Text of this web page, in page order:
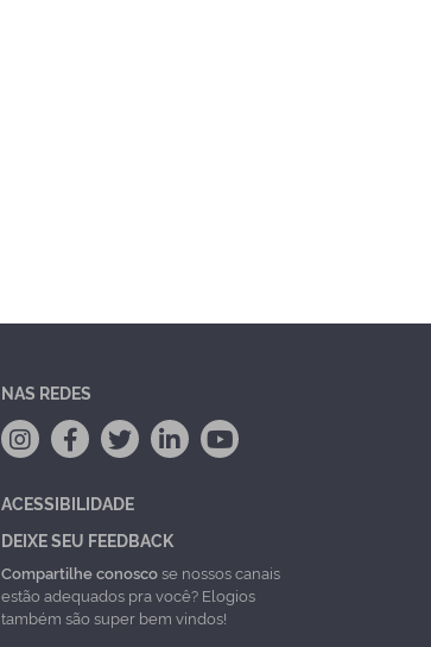
NAS REDES
ACESSIBILIDADE
DEIXE SEU FEEDBACK
Compartilhe conoscose nossos canais
estão adequados pra você? Elogios
também são super bem vindos!